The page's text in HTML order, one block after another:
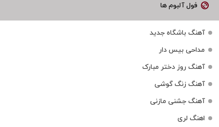
فول آلبوم ها
آهنگ باشگاه جدید
مداحی بیس دار
آهنگ روز دختر مبارک
آهنگ زنگ گوشی
آهنگ جشنی مازنی
اهنگ لری